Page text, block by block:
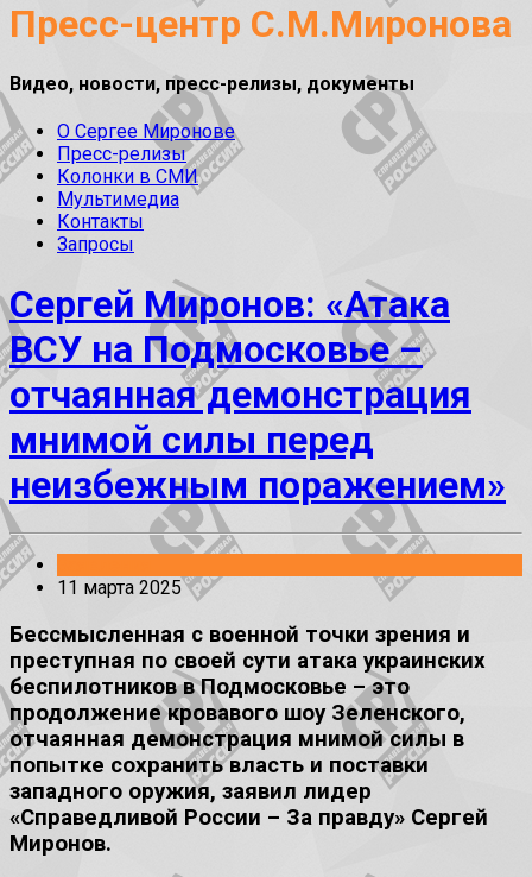
Пресс-центр С.М.Миронова
Видео, новости, пресс-релизы, документы
О Сергее Миронове
Пресс-релизы
Колонки в СМИ
Мультимедиа
Контакты
Запросы
Сергей Миронов: «Атака
ВСУ на Подмосковье –
отчаянная демонстрация
мнимой силы перед
неизбежным поражением»
11 марта 2025
Бессмысленная с военной точки зрения и
преступная по своей сути атака украинских
беспилотников в Подмосковье – это
продолжение кровавого шоу Зеленского,
отчаянная демонстрация мнимой силы в
попытке сохранить власть и поставки
западного оружия, заявил лидер
«Справедливой России – За правду» Сергей
Миронов.